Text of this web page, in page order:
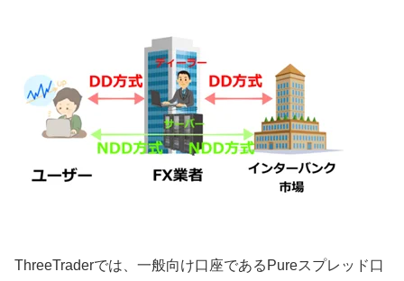
ThreeTraderでは、一般向け口座であるPureスプレッド口